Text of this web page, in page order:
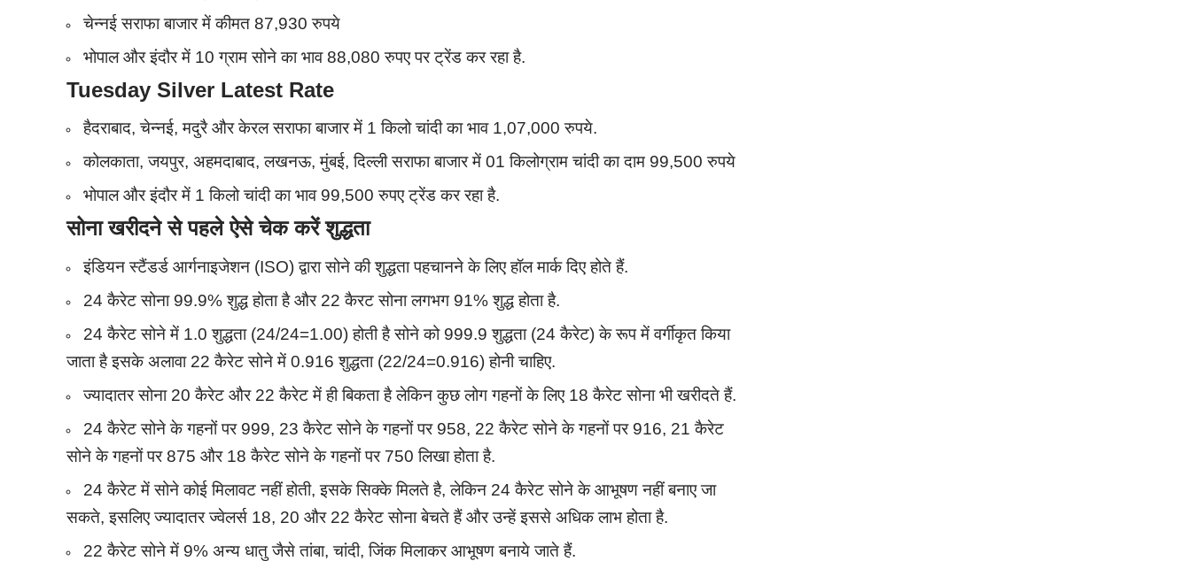
चेन्नई सराफा बाजार में कीमत 87,930 रुपये
भोपाल और इंदौर में 10 ग्राम सोने का भाव 88,080 रुपए पर ट्रेंड कर रहा है.
Tuesday Silver Latest Rate
हैदराबाद, चेन्नई, मदुरै और केरल सराफा बाजार में 1 किलो चांदी का भाव 1,07,000 रुपये.
कोलकाता, जयपुर, अहमदाबाद, लखनऊ, मुंबई, दिल्ली सराफा बाजार में 01 किलोग्राम चांदी का दाम 99,500 रुपये
भोपाल और इंदौर में 1 किलो चांदी का भाव 99,500 रुपए ट्रेंड कर रहा है.
सोना खरीदने से पहले ऐसे चेक करें शुद्धता
इंडियन स्टैंडर्ड आर्गनाइजेशन (ISO) द्वारा सोने की शुद्धता पहचानने के लिए हॉल मार्क दिए होते हैं.
24 कैरेट सोना 99.9% शुद्ध होता है और 22 कैरट सोना लगभग 91% शुद्ध होता है.
24 कैरेट सोने में 1.0 शुद्धता (24/24=1.00) होती है सोने को 999.9 शुद्धता (24 कैरेट) के रूप में वर्गीकृत किया
जाता है इसके अलावा 22 कैरेट सोने में 0.916 शुद्धता (22/24=0.916) होनी चाहिए.
ज्यादातर सोना 20 कैरेट और 22 कैरेट में ही बिकता है लेकिन कुछ लोग गहनों के लिए 18 कैरेट सोना भी खरीदते हैं.
24 कैरेट सोने के गहनों पर 999, 23 कैरेट सोने के गहनों पर 958, 22 कैरेट सोने के गहनों पर 916, 21 कैरेट
सोने के गहनों पर 875 और 18 कैरेट सोने के गहनों पर 750 लिखा होता है.
24 कैरेट में सोने कोई मिलावट नहीं होती, इसके सिक्के मिलते है, लेकिन 24 कैरेट सोने के आभूषण नहीं बनाए जा
सकते, इसलिए ज्यादातर ज्वेलर्स 18, 20 और 22 कैरेट सोना बेचते हैं और उन्हें इससे अधिक लाभ होता है.
22 कैरेट सोने में 9% अन्य धातु जैसे तांबा, चांदी, जिंक मिलाकर आभूषण बनाये जाते हैं.